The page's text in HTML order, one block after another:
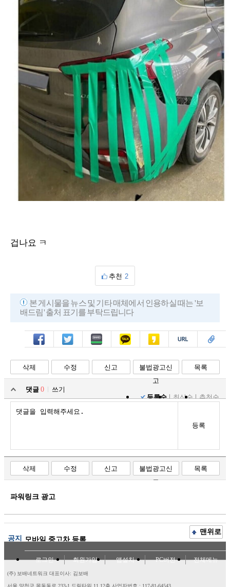
겁나요 ㅋ
추천 2
본 게시물을 뉴스 및 기타 매체에서 인용하실 때는 '보
배드림' 출처 표기를 부탁드립니다
페북 트윗 밴드 카톡 카스 복사 스크랩
삭제 수정 신고
불법광고신
고
목록
댓글 0
쓰기
등록순
최신순 추천순
등록
삭제 수정 신고
불법광고신
고
목록
파워링크 광고
공지 모바일 중고차 등록
맨위로
로그인 회원가입 앱설치 PC버전 전체메뉴
(주) 보배네트워크 대표이사: 김보배
서울 양천구 목동동로 233-1 드림타워 11,12층 사업자번호 : 117-81-64543